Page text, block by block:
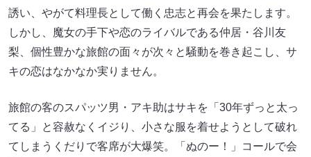
誘い、やがて料理長として働く忠志と再会を果たします。
しかし、魔女の手下や恋のライバルである仲居・谷川友
梨、個性豊かな旅館の面々が次々と騒動を巻き起こし、サ
キの恋はなかなか実りません。
旅館の客のスパッツ男・アキ助はサキを「30年ずっと太っ
てる」と容赦なくイジり、小さな服を着せようとして破れ
てしまうくだりで客席が大爆笑。「ぬのー！」コールで会